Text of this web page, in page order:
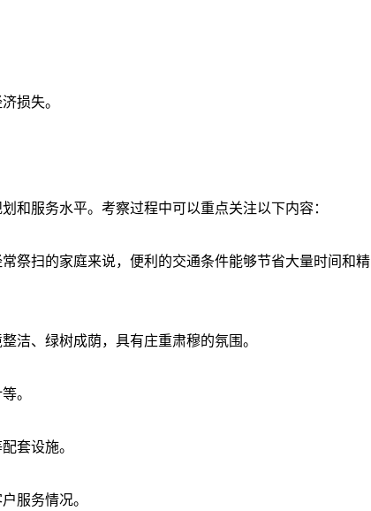
损失。
和服务水平。考察过程中可以重点关注以下内容：
祭扫的家庭来说，便利的交通条件能够节省大量时间和精
洁、绿树成荫，具有庄重肃穆的氛围。
。
套设施。
服务情况。